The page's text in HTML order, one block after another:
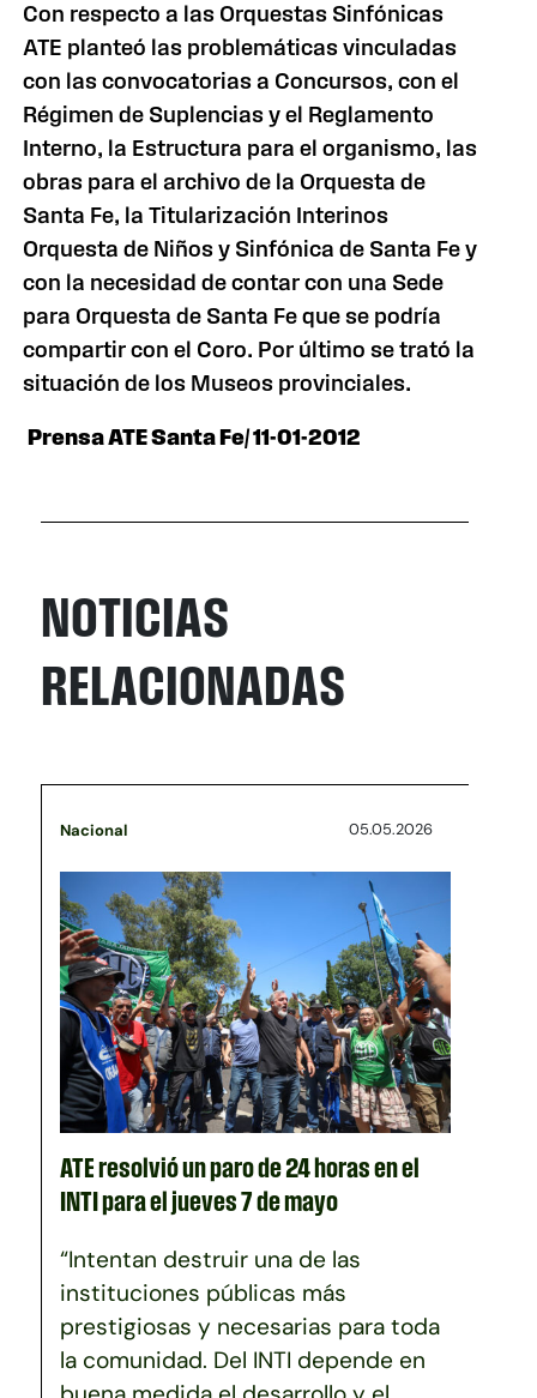
Con respecto a las Orquestas Sinfónicas
ATE planteó las problemáticas vinculadas
con las convocatorias a Concursos, con el
Régimen de Suplencias y el Reglamento
Interno, la Estructura para el organismo, las
obras para el archivo de la Orquesta de
Santa Fe, la Titularización Interinos
Orquesta de Niños y Sinfónica de Santa Fe y
con la necesidad de contar con una Sede
para Orquesta de Santa Fe que se podría
compartir con el Coro. Por último se trató la
situación de los Museos provinciales.
Prensa ATE Santa Fe/ 11-01-2012
NOTICIAS
RELACIONADAS
Nacional 05.05.2026
ATE resolvió un paro de 24 horas en el
INTI para el jueves 7 de mayo
“Intentan destruir una de las
instituciones públicas más
prestigiosas y necesarias para toda
la comunidad. Del INTI depende en